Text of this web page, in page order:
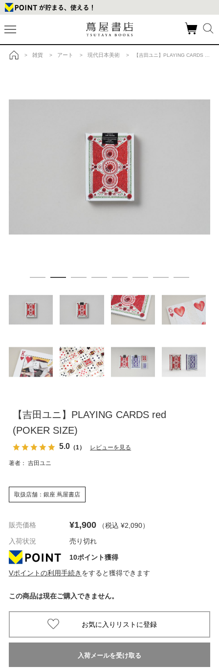
> 雑貨 > アート > 現代日本美術 > 【吉田ユニ】PLAYING CARDS red (POKER SIZE)の商品詳細
【吉田ユニ】PLAYING CARDS red
(POKER SIZE)
5.0 （1） レビューを見る
著者： 吉田ユニ
取扱店舗：銀座 蔦屋書店
販売価格 ¥1,900 （税込 ¥2,090）
入荷状況
売り切れ
10ポイント獲得
Vポイントの利用手続き をすると獲得できます
この商品は現在ご購入できません。